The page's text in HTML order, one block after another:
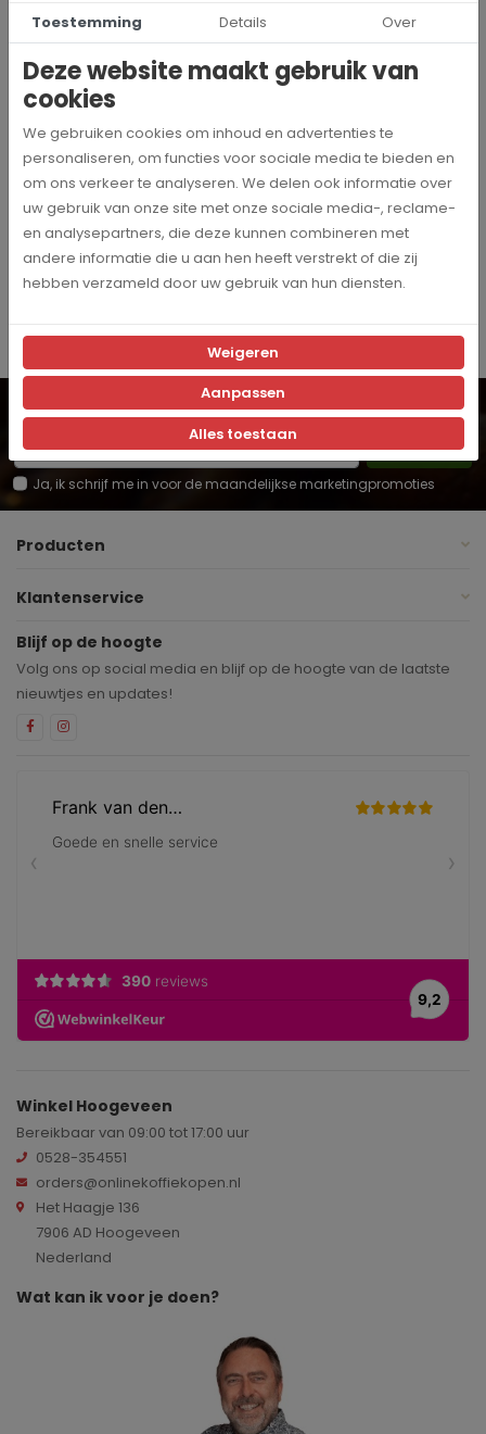
Specificaties
Artikelnummer zoe-catzoe150
Merk Catunambu
Inhoud
Wil je op de hoogte blijven? Schrijf je dan in voor onze
digitale nieuwsbrief!
Inschrijven
Ja, ik schrijf me in voor de maandelijkse marketingpromoties
Producten
Klantenservice
Blijf op de hoogte
Volg ons op social media en blijf op de hoogte van de laatste
nieuwtjes en updates!
Winkel Hoogeveen
Bereikbaar van 09:00 tot 17:00 uur
0528-354551
orders@onlinekoffiekopen.nl
Het Haagje 136
7906 AD Hoogeveen
Nederland
Wat kan ik voor je doen?
Toestemming Details Over
Deze website maakt gebruik van
cookies
We gebruiken cookies om inhoud en advertenties te
personaliseren, om functies voor sociale media te bieden en
om ons verkeer te analyseren. We delen ook informatie over
uw gebruik van onze site met onze sociale media-, reclame-
en analysepartners, die deze kunnen combineren met
andere informatie die u aan hen heeft verstrekt of die zij
hebben verzameld door uw gebruik van hun diensten.
Weigeren
Aanpassen
Alles toestaan